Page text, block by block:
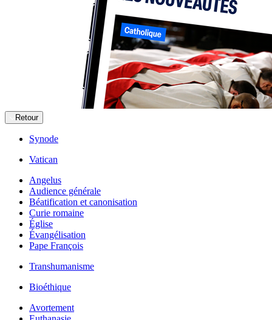
Retour
Synode
Vatican
Angelus
Audience générale
Béatification et canonisation
Curie romaine
Église
Évangélisation
Pape François
Transhumanisme
Bioéthique
Avortement